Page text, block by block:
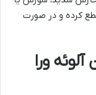
کرده و در صورت
ورا